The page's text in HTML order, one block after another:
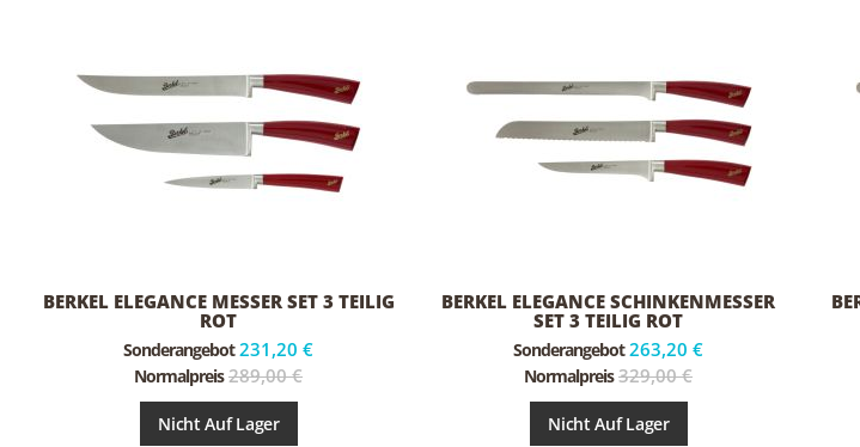
BERKEL ELEGANCE MESSER SET 3 TEILIG
ROT
Sonderangebot 231,20 €
Normalpreis 289,00 €
Nicht Auf Lager
BERKEL ELEGANCE SCHINKENMESSER
SET 3 TEILIG ROT
Sonderangebot 263,20 €
Normalpreis 329,00 €
Nicht Auf Lager